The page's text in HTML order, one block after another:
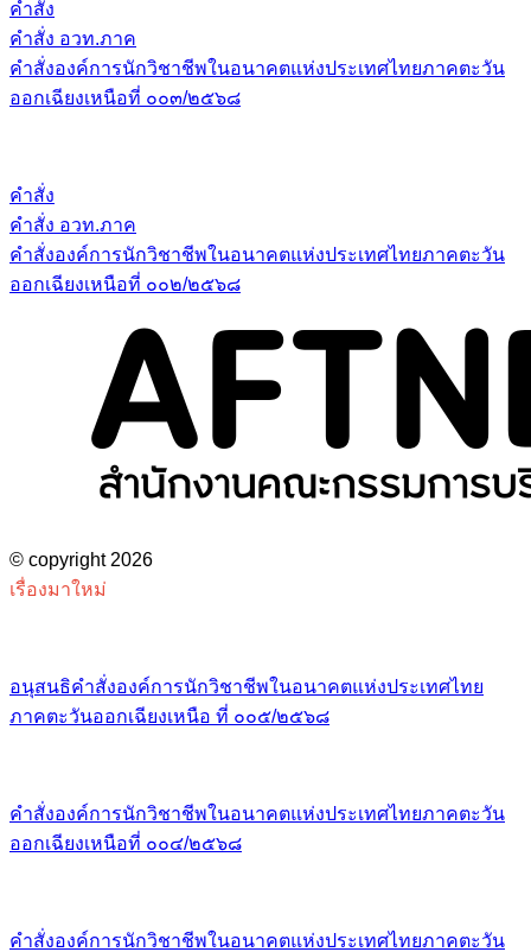
คำสั่ง
คำสั่ง อวท.ภาค
คำสั่งองค์การนักวิชาชีพในอนาคตแห่งประเทศไทยภาคตะวัน
ออกเฉียงเหนือที่ ๐๐๓/๒๕๖๘
คำสั่ง
คำสั่ง อวท.ภาค
คำสั่งองค์การนักวิชาชีพในอนาคตแห่งประเทศไทยภาคตะวัน
ออกเฉียงเหนือที่ ๐๐๒/๒๕๖๘
© copyright 2026
เรื่องมาใหม่
อนุสนธิคำสั่งองค์การนักวิชาชีพในอนาคตแห่งประเทศไทย
ภาคตะวันออกเฉียงเหนือ ที่ ๐๐๕/๒๕๖๘
คำสั่งองค์การนักวิชาชีพในอนาคตแห่งประเทศไทยภาคตะวัน
ออกเฉียงเหนือที่ ๐๐๔/๒๕๖๘
คำสั่งองค์การนักวิชาชีพในอนาคตแห่งประเทศไทยภาคตะวัน